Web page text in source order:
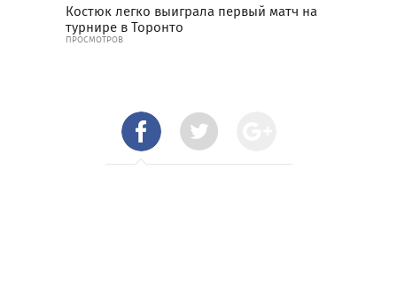
Костюк легко выиграла первый матч на
турнире в Торонто
ПРОСМОТРОВ